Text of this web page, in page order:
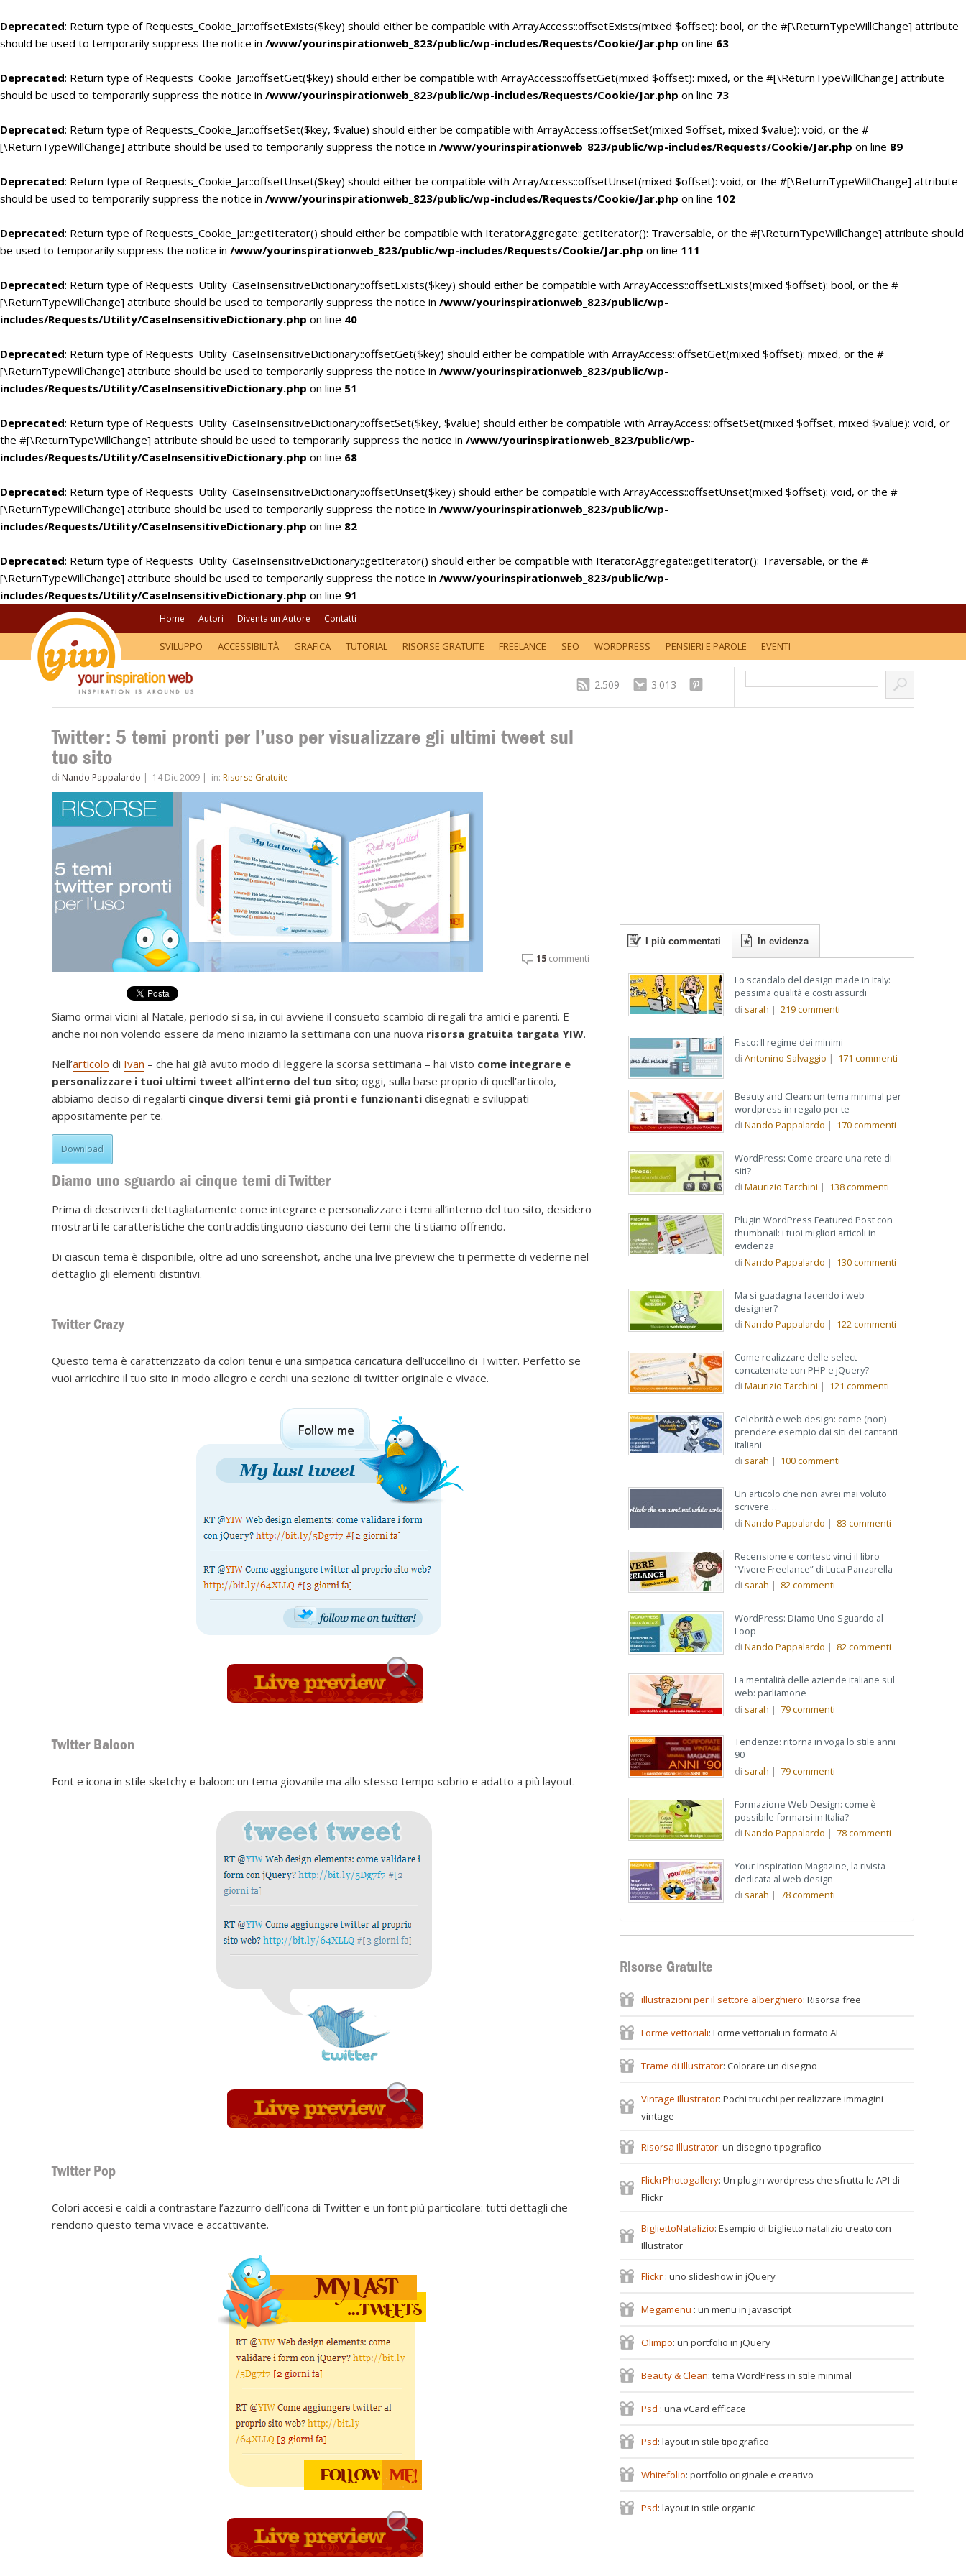
Deprecated: Return type of Requests_Cookie_Jar::offsetExists($key) should either be compatible with ArrayAccess::offsetExists(mixed $offset): bool, or the #[\ReturnTypeWillChange] attribute
should be used to temporarily suppress the notice in /www/yourinspirationweb_823/public/wp-includes/Requests/Cookie/Jar.php on line 63
Deprecated: Return type of Requests_Cookie_Jar::offsetGet($key) should either be compatible with ArrayAccess::offsetGet(mixed $offset): mixed, or the #[\ReturnTypeWillChange] attribute
should be used to temporarily suppress the notice in /www/yourinspirationweb_823/public/wp-includes/Requests/Cookie/Jar.php on line 73
Deprecated: Return type of Requests_Cookie_Jar::offsetSet($key, $value) should either be compatible with ArrayAccess::offsetSet(mixed $offset, mixed $value): void, or the #
[\ReturnTypeWillChange] attribute should be used to temporarily suppress the notice in /www/yourinspirationweb_823/public/wp-includes/Requests/Cookie/Jar.php on line 89
Deprecated: Return type of Requests_Cookie_Jar::offsetUnset($key) should either be compatible with ArrayAccess::offsetUnset(mixed $offset): void, or the #[\ReturnTypeWillChange] attribute
should be used to temporarily suppress the notice in /www/yourinspirationweb_823/public/wp-includes/Requests/Cookie/Jar.php on line 102
Deprecated: Return type of Requests_Cookie_Jar::getIterator() should either be compatible with IteratorAggregate::getIterator(): Traversable, or the #[\ReturnTypeWillChange] attribute should
be used to temporarily suppress the notice in /www/yourinspirationweb_823/public/wp-includes/Requests/Cookie/Jar.php on line 111
Deprecated: Return type of Requests_Utility_CaseInsensitiveDictionary::offsetExists($key) should either be compatible with ArrayAccess::offsetExists(mixed $offset): bool, or the #
[\ReturnTypeWillChange] attribute should be used to temporarily suppress the notice in /www/yourinspirationweb_823/public/wp-
includes/Requests/Utility/CaseInsensitiveDictionary.php on line 40
Deprecated: Return type of Requests_Utility_CaseInsensitiveDictionary::offsetGet($key) should either be compatible with ArrayAccess::offsetGet(mixed $offset): mixed, or the #
[\ReturnTypeWillChange] attribute should be used to temporarily suppress the notice in /www/yourinspirationweb_823/public/wp-
includes/Requests/Utility/CaseInsensitiveDictionary.php on line 51
Deprecated: Return type of Requests_Utility_CaseInsensitiveDictionary::offsetSet($key, $value) should either be compatible with ArrayAccess::offsetSet(mixed $offset, mixed $value): void, or
the #[\ReturnTypeWillChange] attribute should be used to temporarily suppress the notice in /www/yourinspirationweb_823/public/wp-
includes/Requests/Utility/CaseInsensitiveDictionary.php on line 68
Deprecated: Return type of Requests_Utility_CaseInsensitiveDictionary::offsetUnset($key) should either be compatible with ArrayAccess::offsetUnset(mixed $offset): void, or the #
[\ReturnTypeWillChange] attribute should be used to temporarily suppress the notice in /www/yourinspirationweb_823/public/wp-
includes/Requests/Utility/CaseInsensitiveDictionary.php on line 82
Deprecated: Return type of Requests_Utility_CaseInsensitiveDictionary::getIterator() should either be compatible with IteratorAggregate::getIterator(): Traversable, or the #
[\ReturnTypeWillChange] attribute should be used to temporarily suppress the notice in /www/yourinspirationweb_823/public/wp-
includes/Requests/Utility/CaseInsensitiveDictionary.php on line 91
Home Autori Diventa un Autore Contatti
SVILUPPO ACCESSIBILITÀ GRAFICA TUTORIAL RISORSE GRATUITE FREELANCE SEO WORDPRESS PENSIERI E PAROLE EVENTI
Cerca nel sito...
2.509 3.013
Twitter: 5 temi pronti per l’uso per visualizzare gli ultimi tweet sul
tuo sito
di Nando Pappalardo | 14 Dic 2009 | in: Risorse Gratuite
15 commenti
Siamo ormai vicini al Natale, periodo si sa, in cui avviene il consueto scambio di regali tra amici e parenti. E
anche noi non volendo essere da meno iniziamo la settimana con una nuova risorsa gratuita targata YIW.
Nell’articolo di Ivan – che hai già avuto modo di leggere la scorsa settimana – hai visto come integrare e
personalizzare i tuoi ultimi tweet all’interno del tuo sito; oggi, sulla base proprio di quell’articolo,
abbiamo deciso di regalarti cinque diversi temi già pronti e funzionanti disegnati e sviluppati
appositamente per te.
Download
Diamo uno sguardo ai cinque temi di Twitter
Prima di descriverti dettagliatamente come integrare e personalizzare i temi all’interno del tuo sito, desidero
mostrarti le caratteristiche che contraddistinguono ciascuno dei temi che ti stiamo offrendo.
Di ciascun tema è disponibile, oltre ad uno screenshot, anche una live preview che ti permette di vederne nel
dettaglio gli elementi distintivi.
Twitter Crazy
Questo tema è caratterizzato da colori tenui e una simpatica caricatura dell’uccellino di Twitter. Perfetto se
vuoi arricchire il tuo sito in modo allegro e cerchi una sezione di twitter originale e vivace.
Twitter Baloon
Font e icona in stile sketchy e baloon: un tema giovanile ma allo stesso tempo sobrio e adatto a più layout.
Twitter Pop
Colori accesi e caldi a contrastare l’azzurro dell’icona di Twitter e un font più particolare: tutti dettagli che
rendono questo tema vivace e accattivante.
I più commentati In evidenza
Lo scandalo del design made in Italy:
pessima qualità e costi assurdi
di sarah | 219commenti
Fisco: Il regime dei minimi
di Antonino Salvaggio | 171 commenti
Beauty and Clean: un tema minimal per
wordpress in regalo per te
di Nando Pappalardo | 170commenti
WordPress: Come creare una rete di
siti?
di Maurizio Tarchini | 138commenti
Plugin WordPress Featured Post con
thumbnail: i tuoi migliori articoli in
evidenza
di Nando Pappalardo | 130commenti
Ma si guadagna facendo i web
designer?
di Nando Pappalardo | 122commenti
Come realizzare delle select
concatenate con PHP e jQuery?
di Maurizio Tarchini | 121 commenti
Celebrità e web design: come (non)
prendere esempio dai siti dei cantanti
italiani
di sarah | 100commenti
Un articolo che non avrei mai voluto
scrivere…
di Nando Pappalardo | 83 commenti
Recensione e contest: vinci il libro
“Vivere Freelance” di Luca Panzarella
di sarah | 82commenti
WordPress: Diamo Uno Sguardo al
Loop
di Nando Pappalardo | 82commenti
La mentalità delle aziende italiane sul
web: parliamone
di sarah | 79commenti
Tendenze: ritorna in voga lo stile anni
90
di sarah | 79commenti
Formazione Web Design: come è
possibile formarsi in Italia?
di Nando Pappalardo | 78commenti
Your Inspiration Magazine, la rivista
dedicata al web design
di sarah | 78commenti
Risorse Gratuite
illustrazioni per il settore alberghiero: Risorsa free
Forme vettoriali: Forme vettoriali in formato AI
Trame di Illustrator: Colorare un disegno
Vintage Illustrator: Pochi trucchi per realizzare immagini
vintage
Risorsa Illustrator: un disegno tipografico
FlickrPhotogallery: Un plugin wordpress che sfrutta le API di
Flickr
BigliettoNatalizio: Esempio di biglietto natalizio creato con
Illustrator
Flickr : uno slideshow in jQuery
Megamenu : un menu in javascript
Olimpo: un portfolio in jQuery
Beauty & Clean: tema WordPress in stile minimal
Psd : una vCard efficace
Psd: layout in stile tipografico
Whitefolio: portfolio originale e creativo
Psd: layout in stile organic